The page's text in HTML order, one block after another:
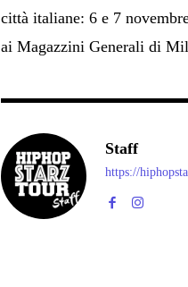
città italiane: 6 e 7
ai Magazzini Generali di
Staff
https://